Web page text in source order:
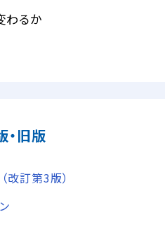
るか
・旧版
訂第3版）